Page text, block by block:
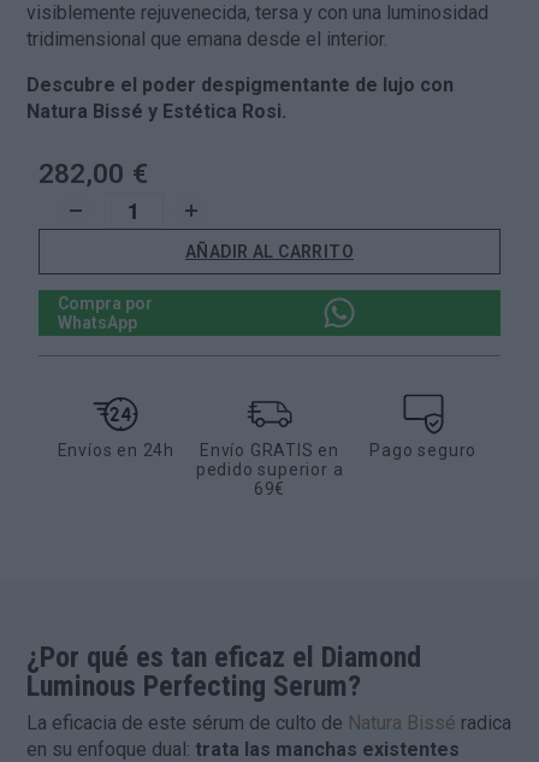
visiblemente rejuvenecida, tersa y con una luminosidad
tridimensional que emana desde el interior.
Descubre el poder despigmentante de lujo con
Natura Bissé y Estética Rosi.
282,00 €
AÑADIR AL CARRITO
Compra por
WhatsApp
Envíos en 24h
Envío GRATIS en
pedido superior a
69€
Pago seguro
¿Por qué es tan eficaz el Diamond
Luminous Perfecting Serum?
La eficacia de este sérum de culto de Natura Bissé radica
en su enfoque dual: trata las manchas existentes